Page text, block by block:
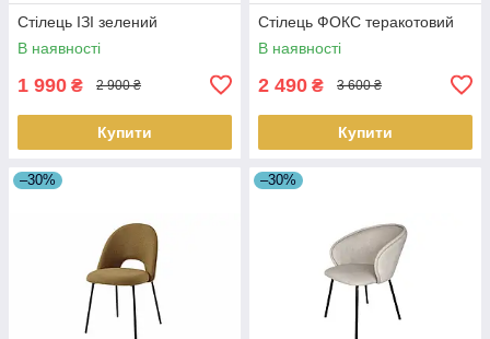
Стілець ІЗІ зелений
В наявності
1 990 ₴ 2 900 ₴
Купити
Стілець ФОКС теракотовий
В наявності
2 490 ₴ 3 600 ₴
Купити
–30% –30%